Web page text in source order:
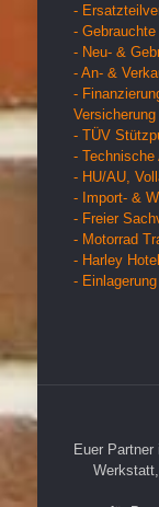
-
-
- Neu- &
- An- &
-
Versicherung
- TÜV
- Technische
- HU/AU,
- Import- &
- Freier
- Motorrad
- Harley Hotel
-
Euer